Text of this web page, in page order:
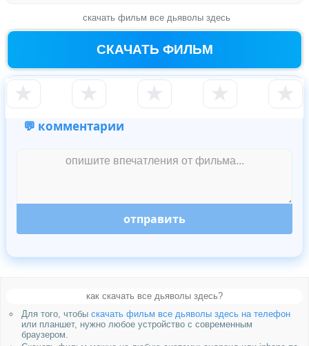
скачать фильм все дьяволы здесь
СКАЧАТЬ ФИЛЬМ
★ ★ ★ ★ ★
💬 комментарии
отправить
как скачать все дьяволы здесь?
Для того, чтобы скачать фильм все дьяволы здесь на телефон
или планшет, нужно любое устройство с современным
браузером.